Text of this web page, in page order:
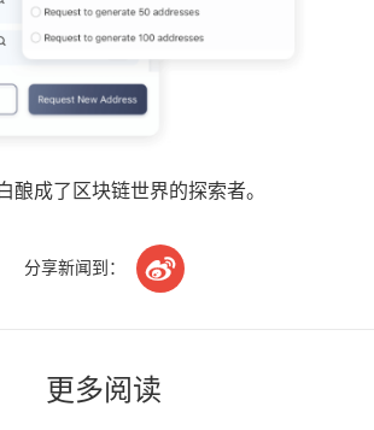
酿成了区块链世界的探索者。
分享新闻到： 
更多阅读